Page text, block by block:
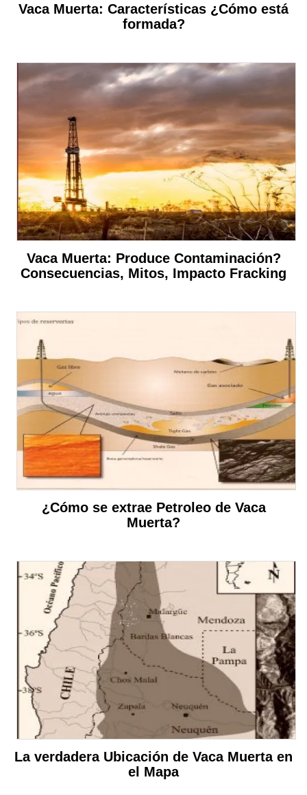
Vaca Muerta: Características ¿Cómo está
formada?
Vaca Muerta: Produce Contaminación?
Consecuencias, Mitos, Impacto Fracking
¿Cómo se extrae Petroleo de Vaca
Muerta?
La verdadera Ubicación de Vaca Muerta en
el Mapa